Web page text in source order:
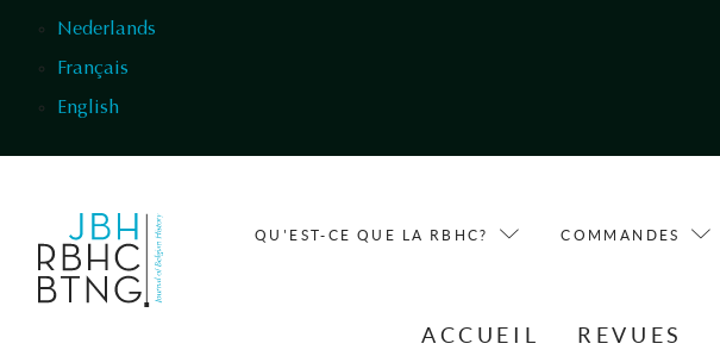
Nederlands
Français
English
QU'EST-CE QUE LA RBHC? COMMANDES
ACCUEIL REVUES